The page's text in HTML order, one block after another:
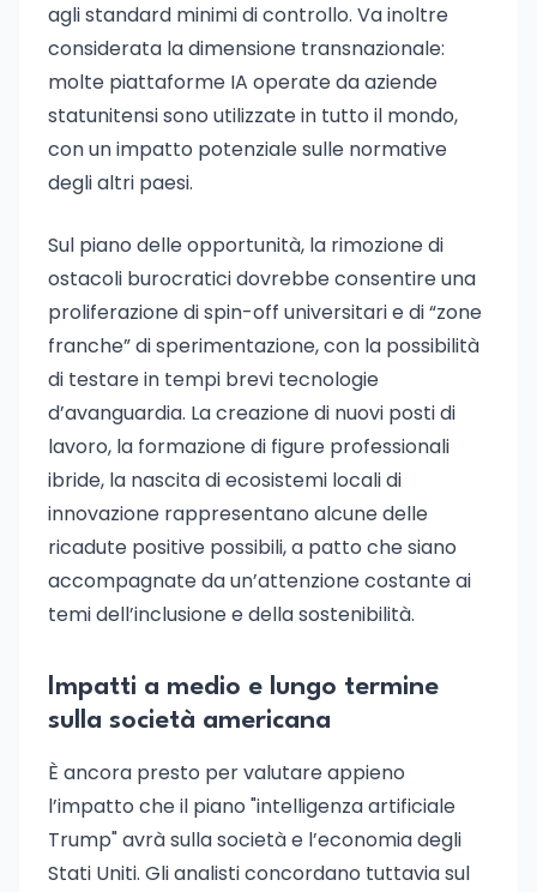
agli standard minimi di controllo. Va inoltre
considerata la dimensione transnazionale:
molte piattaforme IA operate da aziende
statunitensi sono utilizzate in tutto il mondo,
con un impatto potenziale sulle normative
degli altri paesi.
Sul piano delle opportunità, la rimozione di
ostacoli burocratici dovrebbe consentire una
proliferazione di spin-off universitari e di “zone
franche” di sperimentazione, con la possibilità
di testare in tempi brevi tecnologie
d’avanguardia. La creazione di nuovi posti di
lavoro, la formazione di figure professionali
ibride, la nascita di ecosistemi locali di
innovazione rappresentano alcune delle
ricadute positive possibili, a patto che siano
accompagnate da un’attenzione costante ai
temi dell’inclusione e della sostenibilità.
Impatti a medio e lungo termine
sulla società americana
È ancora presto per valutare appieno
l’impatto che il piano "intelligenza artificiale
Trump" avrà sulla società e l’economia degli
Stati Uniti. Gli analisti concordano tuttavia sul